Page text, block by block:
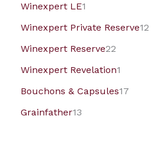
Winexpert LE1
Winexpert Private Reserve12
Winexpert Reserve22
Winexpert Revelation1
Bouchons & Capsules17
Grainfather13